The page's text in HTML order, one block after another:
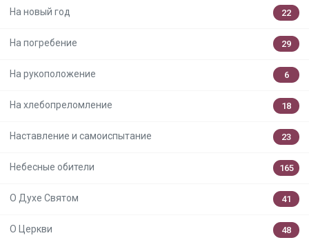
На новый год 22
На погребение 29
На рукоположение 6
На хлебопреломление 18
Наставление и самоиспытание 23
Небесные обители 165
О Духе Святом 41
О Церкви 48